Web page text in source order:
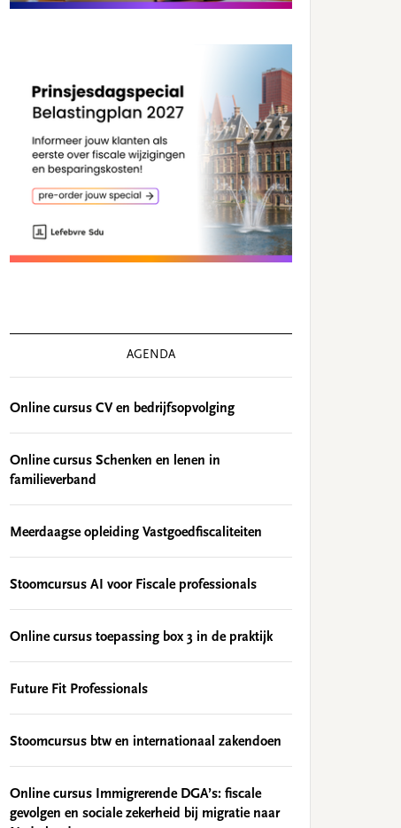
AGENDA
Online cursus CV en bedrijfsopvolging
Online cursus Schenken en lenen in
familieverband
Meerdaagse opleiding Vastgoedfiscaliteiten
Stoomcursus AI voor Fiscale professionals
Online cursus toepassing box 3 in de praktijk
Future Fit Professionals
Stoomcursus btw en internationaal zakendoen
Online cursus Immigrerende DGA’s: fiscale
gevolgen en sociale zekerheid bij migratie naar